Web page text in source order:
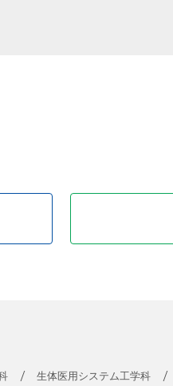
生体医用システム工学科